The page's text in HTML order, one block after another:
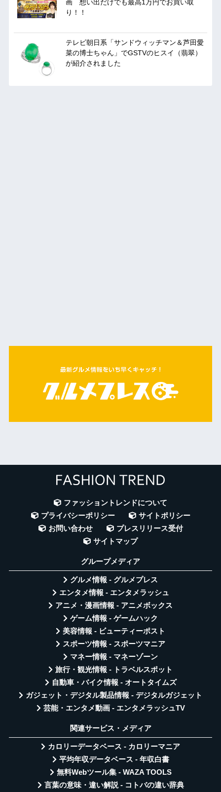
画 想い出だけでも最高1万円でお買い取
り！！
テレビ朝日系「サンドウィッチマン＆芦田愛
菜の博士ちゃん」でGSTVのヒスイ（翡翠）
が紹介されました
ファッショントレンドについて
プライバシーポリシー
サイトポリシー
お問い合わせ
プレスリリース受付
サイトマップ
グループメディア
グルメ情報 - グルメプレス
エンタメ情報 - エンタメラッシュ
アニメ・漫画情報 - アニメボックス
ゲーム情報 - ゲームハック
美容情報 - ビューティーポスト
スポーツ情報 - スポーツマニア
マネー情報 - マネーゾーン
旅行・観光情報 - トラベルスポット
自動車・バイク情報 - オートタイムズ
ガジェット・デジタル製品情報 - デジタルガジェット
芸能・エンタメ動画 - エンタメラッシュTV
関連サービス・メディア
カロリーデータベース - カロリーマニア
平均年収データベース - 年収白書
無料Webツール集 - WAZA TOOLS
言葉の意味・違い解説 - コトバの違い辞典